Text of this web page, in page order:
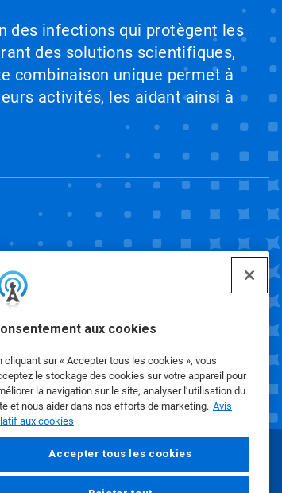
aux cookies
cliquant sur « Accepter tous les cookies », vous
le stockage des cookies sur votre appareil pour
la navigation sur le site, analyser l’utilisation du
et nous aider dans nos efforts de marketing. Avis
aux cookies
Accepter tous les cookies
des infections qui protègent les
des solutions scientifiques,
combinaison unique permet à
activités, les aidant ainsi à
matière de cookies